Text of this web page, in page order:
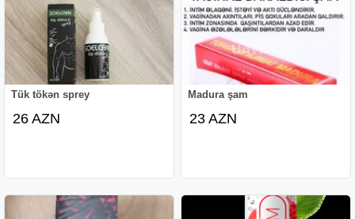
Tük tökən sprey
26 AZN
Madura şam
23 AZN